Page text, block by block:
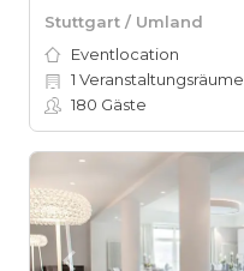
Stuttgart / Umland
Eventlocation
1 Veranstaltungsräume
180 Gäste